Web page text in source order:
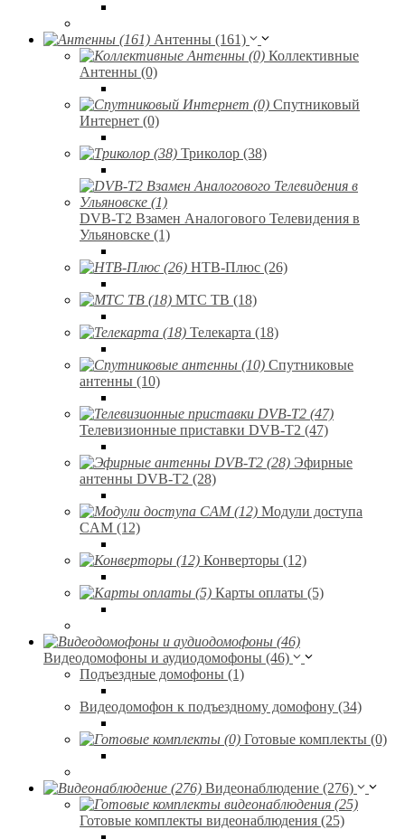
Антенны (161)
Коллективные
Антенны (0)
Спутниковый
Интернет (0)
Триколор (38)
DVB-T2 Взамен Аналогового Телевидения в
Ульяновске (1)
НТВ-Плюс (26)
МТС ТВ (18)
Телекарта (18)
Спутниковые
антенны (10)
Телевизионные приставки DVB-T2 (47)
Эфирные
антенны DVB-T2 (28)
Модули доступа
CAM (12)
Конверторы (12)
Карты оплаты (5)
Видеодомофоны и аудиодомофоны (46)
Подъездные домофоны (1)
Видеодомофон к подъездному домофону (34)
Готовые комплекты (0)
Видеонаблюдение (276)
Готовые комплекты видеонаблюдения (25)